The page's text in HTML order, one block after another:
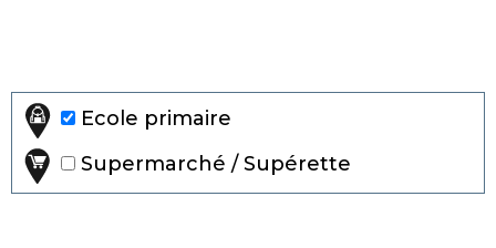
Ecole primaire
Supermarché / Supérette